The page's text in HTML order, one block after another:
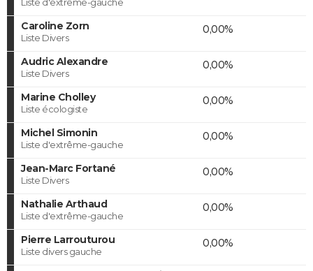
Caroline Zorn
Liste Divers
0,00%
Audric Alexandre
Liste Divers
0,00%
Marine Cholley
Liste écologiste
0,00%
Michel Simonin
Liste d'extrême-gauche
0,00%
Jean-Marc Fortané
Liste Divers
0,00%
Nathalie Arthaud
Liste d'extrême-gauche
0,00%
Pierre Larrouturou
Liste divers gauche
0,00%